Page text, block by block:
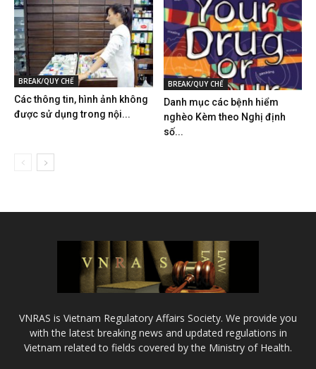
BREAK/QUY CHẾ
Các thông tin, hình ảnh không
được sử dụng trong nội...
BREAK/QUY CHẾ
Danh mục các bệnh hiểm
nghèo Kèm theo Nghị định
số...
VNRAS is Vietnam Regulatory Affairs Society. We provide you
with the latest breaking news and updated regulations in
Vietnam related to fields covered by the Ministry of Health.